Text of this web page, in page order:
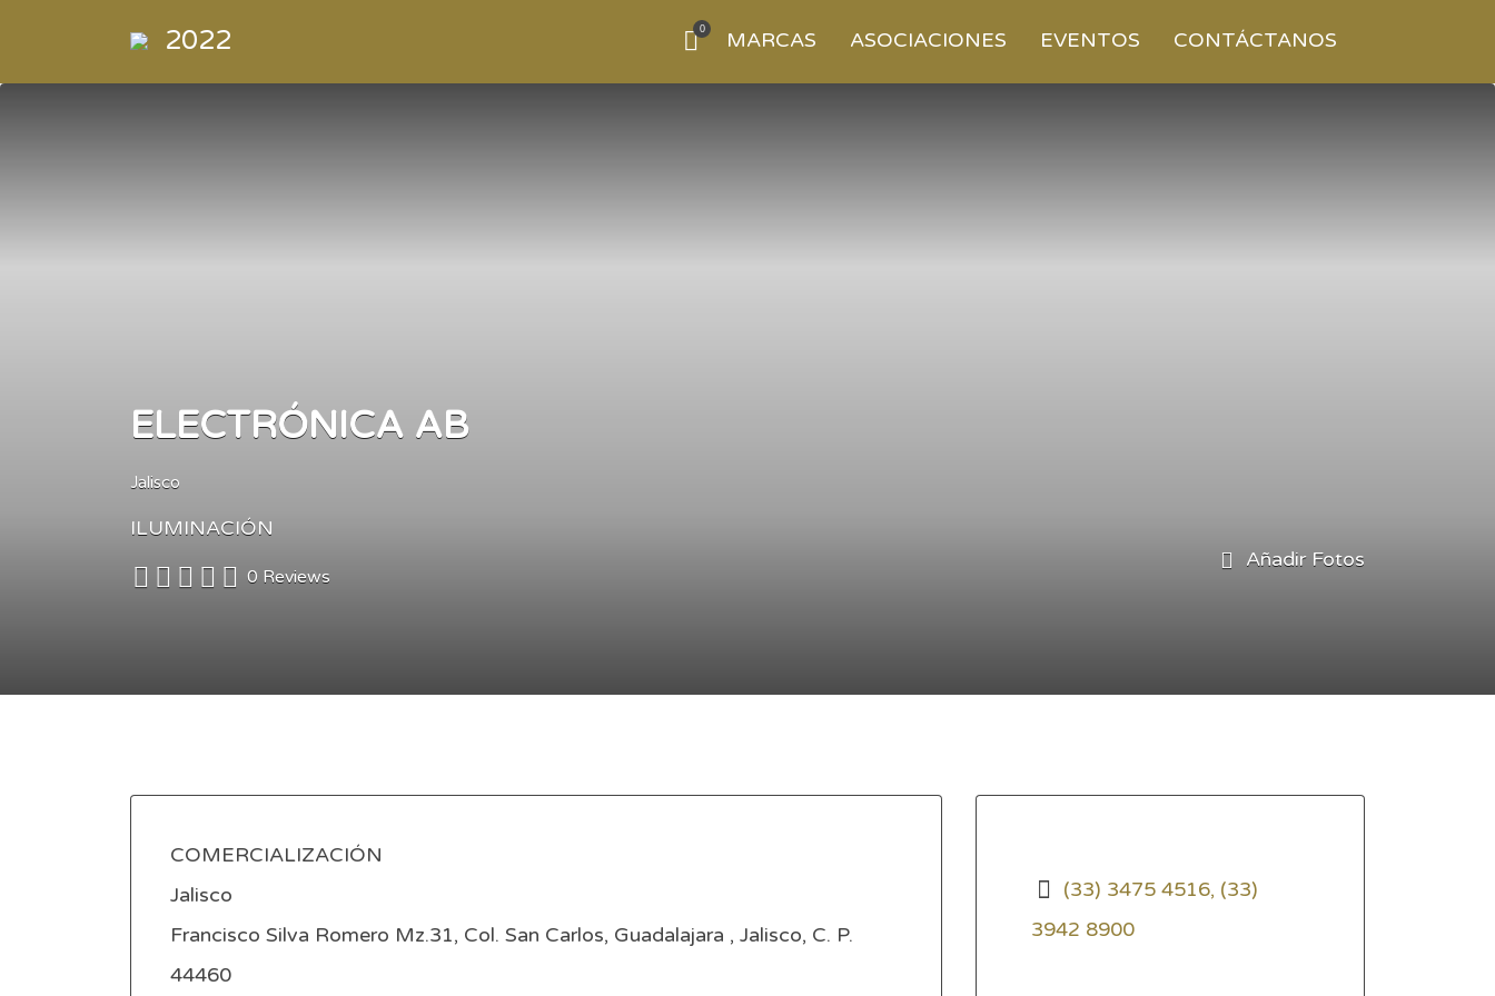
2022 0 MARCAS ASOCIACIONES EVENTOS CONTÁCTANOS
Buscar
por:
ELECTRÓNICA AB
Jalisco
ILUMINACIÓN
0 Reviews
Añadir Fotos
COMERCIALIZACIÓN
Jalisco
Francisco Silva Romero Mz.31, Col. San Carlos, Guadalajara , Jalisco, C. P.
44460
(33) 3475 4516, (33)
3942 8900